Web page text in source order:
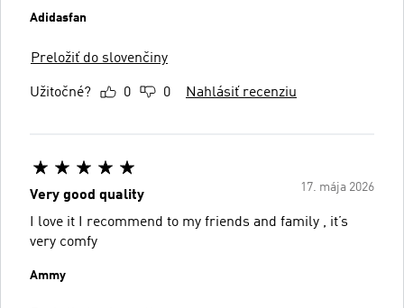
Adidasfan
Preložiť do slovenčiny
Užitočné? 0 0 Nahlásiť recenziu
17. mája 2026
Very good quality
I love it I recommend to my friends and family , it’s
very comfy
Ammy